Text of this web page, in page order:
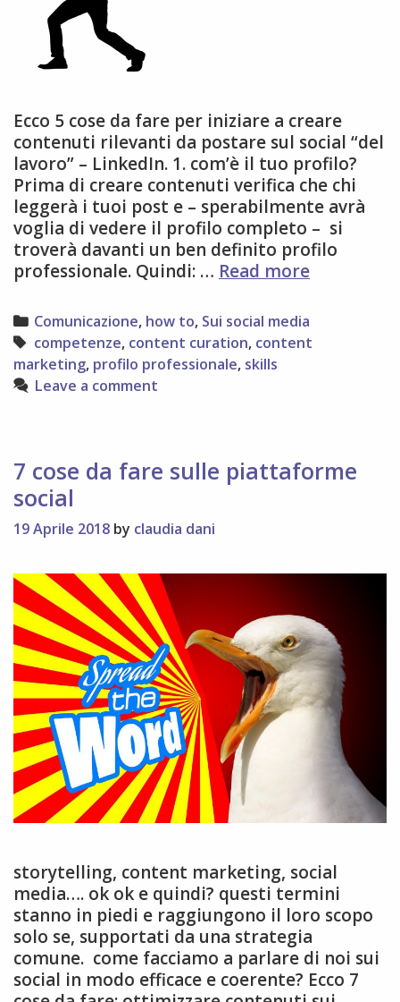
Ecco 5 cose da fare per iniziare a creare
contenuti rilevanti da postare sul social “del
lavoro” – LinkedIn. 1. com’è il tuo profilo?
Prima di creare contenuti verifica che chi
leggerà i tuoi post e – sperabilmente avrà
voglia di vedere il profilo completo – si
troverà davanti un ben definito profilo
professionale. Quindi: … Read more5
creare
contenuti
Categories
Comunicazione, how to, Sui social media
Tags
competenze, content curation, content
marketing, profilo professionale, skills
Leave a comment
7 cose da fare sulle piattaforme
social
19 Aprile 2018 by claudia dani
storytelling, content marketing, social
media…. ok ok e quindi? questi termini
stanno in piedi e raggiungono il loro scopo
solo se, supportati da una strategia
comune. come facciamo a parlare di noi sui
social in modo efficace e coerente? Ecco 7